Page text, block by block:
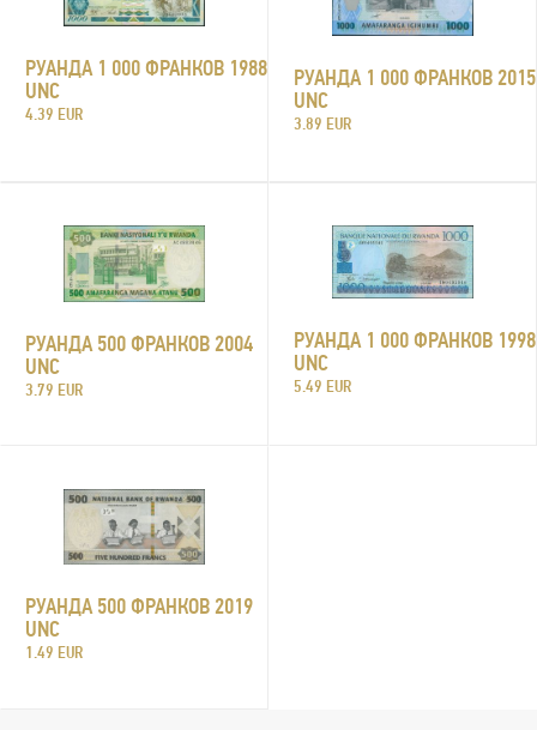
РУАНДА 1 000 ФРАНКОВ 1988
UNC
4.39 EUR
РУАНДА 1 000 ФРАНКОВ 2015
UNC
3.89 EUR
РУАНДА 500 ФРАНКОВ 2004
UNC
3.79 EUR
РУАНДА 1 000 ФРАНКОВ 1998
UNC
5.49 EUR
РУАНДА 500 ФРАНКОВ 2019
UNC
1.49 EUR